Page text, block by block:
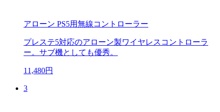
アローン PS5用無線コントローラー
プレステ5対応のアローン製ワイヤレスコントローラ
ー。サブ機としても優秀。
11,480円
3